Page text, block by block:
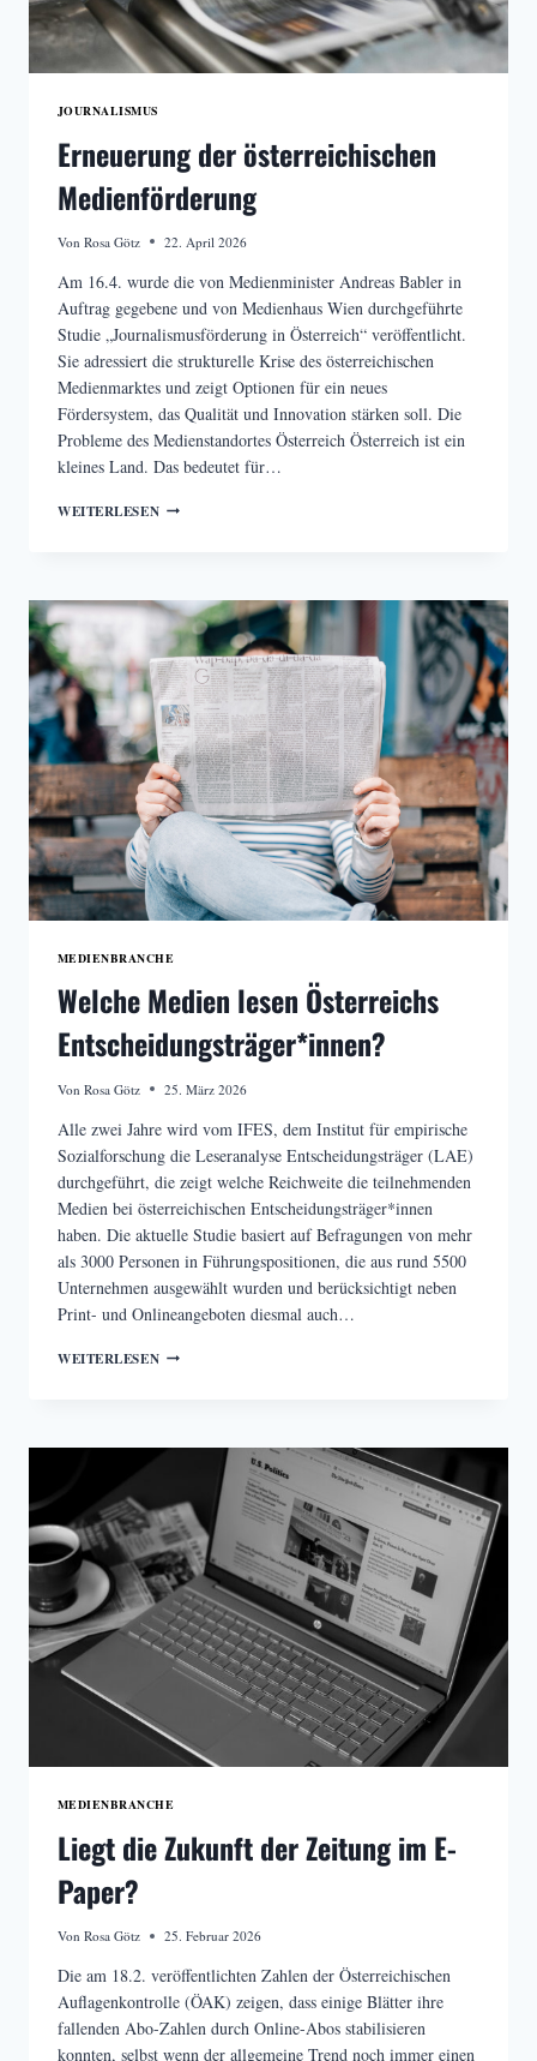
JOURNALISMUS
Erneuerung der österreichischen
Medienförderung
Von Rosa Götz 22. April 2026
Am 16.4. wurde die von Medienminister Andreas Babler in
Auftrag gegebene und von Medienhaus Wien durchgeführte
Studie „Journalismusförderung in Österreich“ veröffentlicht.
Sie adressiert die strukturelle Krise des österreichischen
Medienmarktes und zeigt Optionen für ein neues
Fördersystem, das Qualität und Innovation stärken soll. Die
Probleme des Medienstandortes Österreich Österreich ist ein
kleines Land. Das bedeutet für…
WEITERLESENERNEUERUNG
MEDIENBRANCHE
Welche Medien lesen Österreichs
Entscheidungsträger*innen?
Von Rosa Götz 25. März 2026
Alle zwei Jahre wird vom IFES, dem Institut für empirische
Sozialforschung die Leseranalyse Entscheidungsträger (LAE)
durchgeführt, die zeigt welche Reichweite die teilnehmenden
Medien bei österreichischen Entscheidungsträger*innen
haben. Die aktuelle Studie basiert auf Befragungen von mehr
als 3000 Personen in Führungspositionen, die aus rund 5500
Unternehmen ausgewählt wurden und berücksichtigt neben
Print- und Onlineangeboten diesmal auch…
WEITERLESENWELCHE
MEDIENBRANCHE
Liegt die Zukunft der Zeitung im E-
Paper?
Von Rosa Götz 25. Februar 2026
Die am 18.2. veröffentlichten Zahlen der Österreichischen
Auflagenkontrolle (ÖAK) zeigen, dass einige Blätter ihre
fallenden Abo-Zahlen durch Online-Abos stabilisieren
konnten, selbst wenn der allgemeine Trend noch immer einen